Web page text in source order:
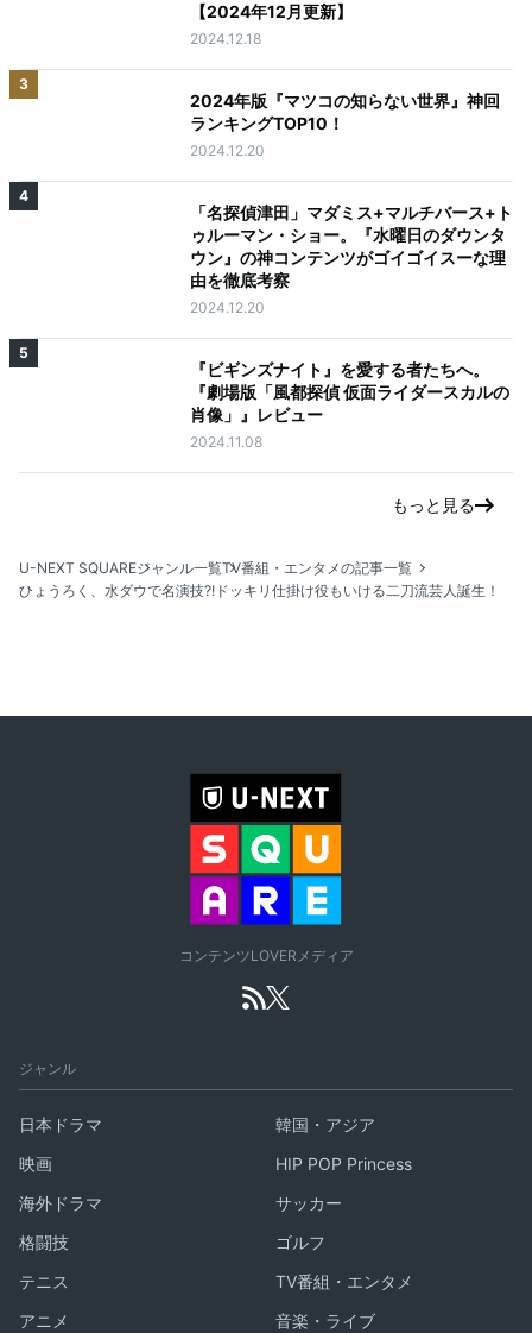
【2024年12月更新】
2024.12.18
3
2024年版『マツコの知らない世界』神回
ランキングTOP10！
2024.12.20
4
「名探偵津田」マダミス+マルチバース+ト
ゥルーマン・ショー。『水曜日のダウンタ
ウン』の神コンテンツがゴイゴイスーな理
由を徹底考察
2024.12.20
5
『ビギンズナイト』を愛する者たちへ。
『劇場版「風都探偵 仮面ライダースカルの
肖像」』レビュー
2024.11.08
もっと見る
U-NEXT SQUAREジャンル一覧TV番組・エンタメの記事一覧
ひょうろく、水ダウで名演技⁈ドッキリ仕掛け役もいける二刀流芸人誕生！
コンテンツLOVERメディア
ジャンル
日本ドラマ
韓国・アジア
映画
HIP POP Princess
海外ドラマ
サッカー
格闘技
ゴルフ
テニス
TV番組・エンタメ
アニメ
音楽・ライブ